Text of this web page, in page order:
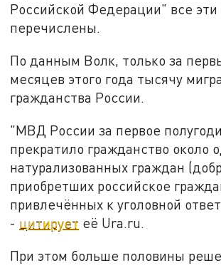
Российской Федерации" все эти
перечислены.
По данным Волк, только за
месяцев этого года тысячу
гражданства России.
"МВД России за первое
прекратило гражданство около
натурализованных граждан
приобретших российское
привлечённых к уголовной
- цитирует её Ura.ru.
При этом больше половины